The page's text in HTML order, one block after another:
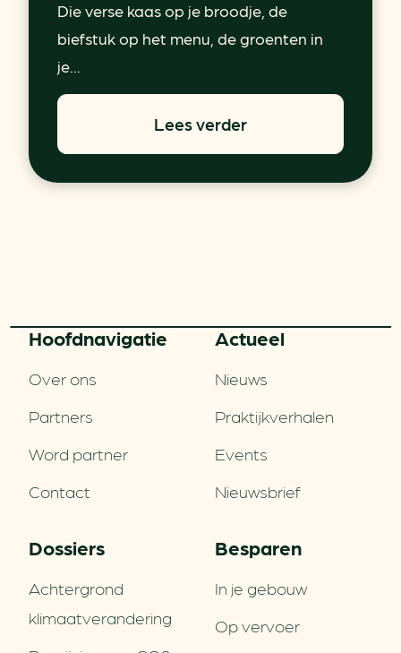
Die verse kaas op je broodje, de
biefstuk op het menu, de groenten in
je...
Lees verder
Hoofd­navigatie
Over ons
Partners
Word partner
Contact
Actueel
Nieuws
Praktijkverhalen
Events
Nieuwsbrief
Dossiers
Achtergrond
klimaatverandering
Besparen
In je gebouw
Op vervoer